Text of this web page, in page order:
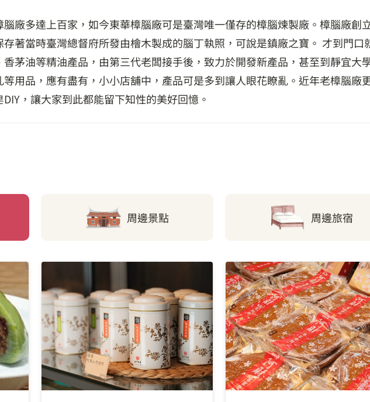
廠多達上百家，如今東華樟腦廠可是臺灣唯一僅存的樟腦煉製廠。樟腦廠創
著當時臺灣總督府所發由檜木製成的腦丁執照，可說是鎮廠之寶。 才到門
茅油等精油產品，由第三代老闆接手後，致力於開發新產品，甚至到靜宜大
用品，應有盡有，小小店舖中，產品可是多到讓人眼花瞭亂。近年老樟腦廠
，讓大家到此都能留下知性的美好回憶。
周邊景點 周邊旅宿